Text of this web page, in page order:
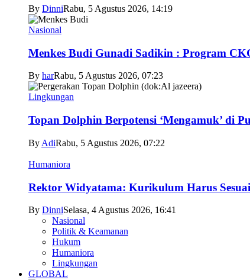
By DinniRabu, 5 Agustus 2026, 14:19
Nasional
Menkes Budi Gunadi Sadikin : Program
By harRabu, 5 Agustus 2026, 07:23
Lingkungan
Topan Dolphin Berpotensi ‘Mengamuk’ di
By AdiRabu, 5 Agustus 2026, 07:22
Humaniora
Rektor Widyatama: Kurikulum Harus
By DinniSelasa, 4 Agustus 2026, 16:41
Nasional
Politik & Keamanan
Hukum
Humaniora
Lingkungan
GLOBAL